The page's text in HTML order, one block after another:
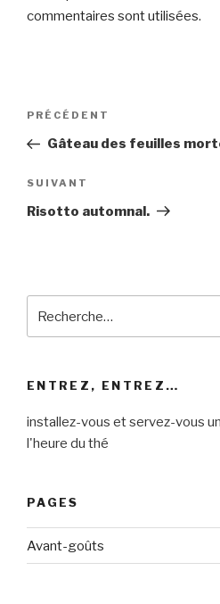
commentaires sont utilisées.
Navigation
l’article
Article
précédent
PRÉCÉDENT
Gâteau des feuilles
Article
suivant
SUIVANT
Risotto automnal.
pour
ENTREZ, ENTREZ…
installez-vous et servez-vous
l'heure du thé
PAGES
Avant-goûts